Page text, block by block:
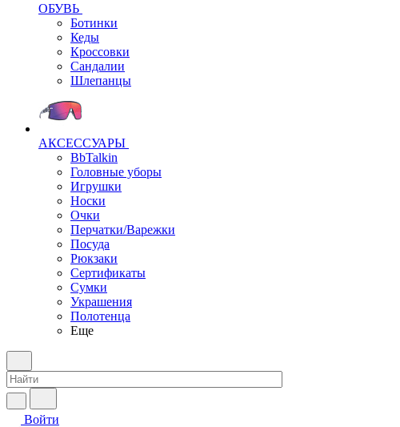
ОБУВЬ
Ботинки
Кеды
Кроссовки
Сандалии
Шлепанцы
АКСЕССУАРЫ
BbTalkin
Головные уборы
Игрушки
Носки
Очки
Перчатки/Варежки
Посуда
Рюкзаки
Сертификаты
Сумки
Украшения
Полотенца
Еще
Войти